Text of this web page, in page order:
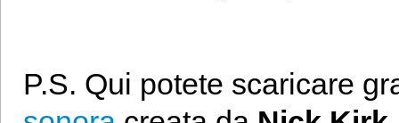
P.S. Qui potete scaricare